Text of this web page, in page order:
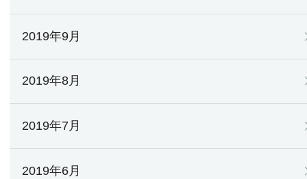
2019年9月
2019年8月
2019年7月
2019年6月